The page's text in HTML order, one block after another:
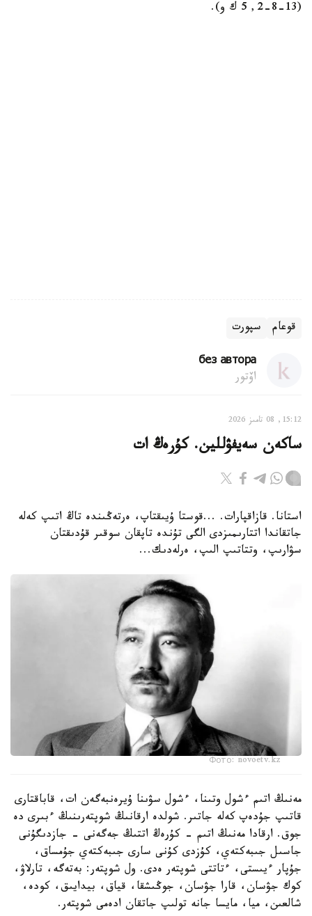
(13-8-2, 5 ك و).
قوعام سپورت
без автора
اۆتور
15:12, 08 تامىز 2026
ساكەن سەيفۋللين. كۇرەڭ ات
استانا. قازاقپارات. ...قوستا ۇيىقتاپ، ەرتەڭىندە تاڭ اتىپ كەلە
جاتقاندا اتتارىمىزدى الگى تۇندە تاپقان سوقىر قۇدىقتان
سۋارىپ، وتتاتىپ الىپ، ەرلەدىك...
Фото: novoetv.kz
مەنىڭ اتىم ءشول وتىنا، ءشول سۋىنا ۇيرەنبەگەن ات، قاباقتارى
قاتىپ جۇدەپ كەلە جاتىر. شولدە ارقانىڭ شوپتەرىنىڭ ءبىرى دە
جوق. ارقادا مەنىڭ اتىم - كۇرەڭ اتتىڭ جەگەنى - جازدىگۇنى
جاسىل جىبەكتەي، كۇزدى كۇنى سارى جىبەكتەي جۇمساق،
جۇپار ءيىستى، ءتاتتى شوپتەر ەدى. ول شوپتەر: بەتەگە، تارلاۋ،
كوك جۋسان، قارا جۋسان، جوڭىشقا، قياق، بيدايىق، كودە،
شالعىن، ميا، مايسا جانە تولىپ جاتقان ادەمى شوپتەر.